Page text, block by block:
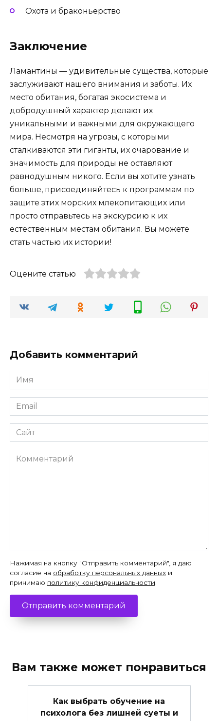
Охота и браконьерство
Заключение
Ламантины — удивительные существа, которые
заслуживают нашего внимания и заботы. Их
место обитания, богатая экосистема и
добродушный характер делают их
уникальными и важными для окружающего
мира. Несмотря на угрозы, с которыми
сталкиваются эти гиганты, их очарование и
значимость для природы не оставляют
равнодушным никого. Если вы хотите узнать
больше, присоединяйтесь к программам по
защите этих морских млекопитающих или
просто отправьтесь на экскурсию к их
естественным местам обитания. Вы можете
стать частью их истории!
Оцените статью
Добавить комментарий
Имя
*
Email
*
Сайт
Комментарий
Нажимая на кнопку "Отправить комментарий", я даю
согласие на обработку персональных данных и
принимаю политику конфиденциальности.
Вам также может понравиться
Как выбрать обучение на
психолога без лишней суеты и